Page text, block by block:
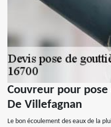
Couvreur pour
De Villefagnan
Le bon écoulement des eaux de la